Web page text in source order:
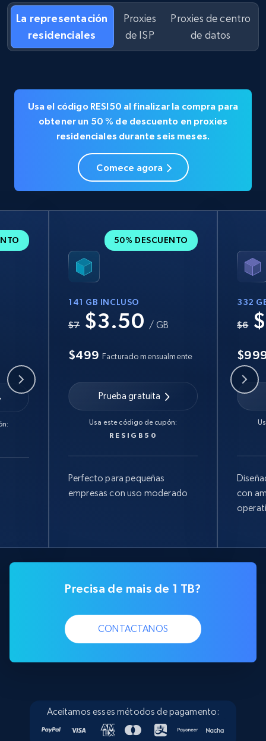
La representación
residenciales
Proxies
de ISP
Proxies de centro
de datos
Usa el código RESI50 al finalizar la compra para
obtener un 50 % de descuento enproxies
residenciales durante seis meses.
Comece agora
50% DESCUENTO
141 GB INCLUSO
$7 $3.50 / GB
$499 Facturado mensualmente
Prueba gratuita
Usa este código de cupón:
RESIGB50
Perfecto para pequeñas
empresas con uso moderado
332
$6
con
Precisa de mais de 1 TB?
CONTACTANOS
Aceitamos esses métodos de pagamento: